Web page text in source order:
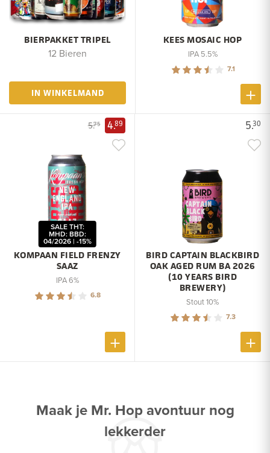
BIERPAKKET TRIPEL
12 Bieren
IN WINKELMAND
KEES MOSAIC HOP
IPA 5.5%
7.1
5.75 4.89
KOMPAAN FIELD FRENZY
SAAZ
SALE THT:
MHD: BBD:
04/2026 | -15%
IPA 6%
6.8
5.30
BIRD CAPTAIN BLACKBIRD
OAK AGED RUM BA 2026
(10 YEARS BIRD
BREWERY)
Stout 10%
7.3
Maak je Mr. Hop avontuur nog
lekkerder